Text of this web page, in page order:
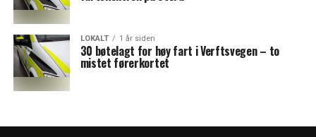
LOKALT 1 år siden
30 bøtelagt for høy fart i Verftsvegen – to
mistet førerkortet